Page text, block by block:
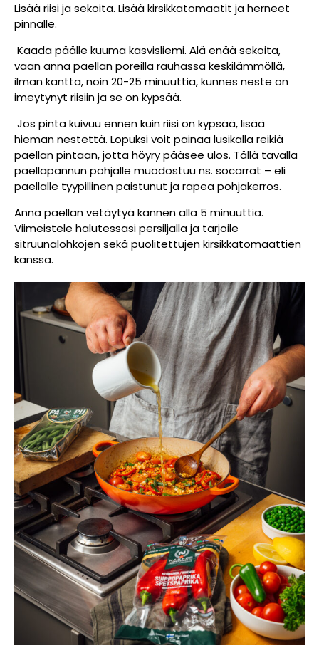
Lisää riisi ja sekoita. Lisää kirsikkatomaatit ja herneet
pinnalle.
Kaada päälle kuuma kasvisliemi. Älä enää sekoita,
vaan anna paellan poreilla rauhassa keskilämmöllä,
ilman kantta, noin 20-25 minuuttia, kunnes neste on
imeytynyt riisiin ja se on kypsää.
Jos pinta kuivuu ennen kuin riisi on kypsää, lisää
hieman nestettä. Lopuksi voit painaa lusikalla reikiä
paellan pintaan, jotta höyry pääsee ulos. Tällä tavalla
paellapannun pohjalle muodostuu ns. socarrat – eli
paellalle tyypillinen paistunut ja rapea pohjakerros.
Anna paellan vetäytyä kannen alla 5 minuuttia.
Viimeistele halutessasi persiljalla ja tarjoile
sitruunalohkojen sekä puolitettujen kirsikkatomaattien
kanssa.